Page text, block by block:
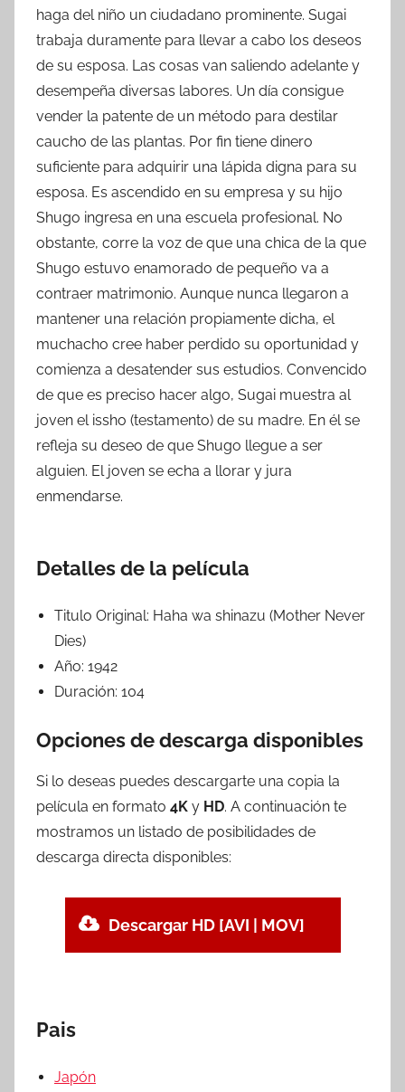
haga del niño un ciudadano prominente. Sugai
trabaja duramente para llevar a cabo los deseos
de su esposa. Las cosas van saliendo adelante y
desempeña diversas labores. Un día consigue
vender la patente de un método para destilar
caucho de las plantas. Por fin tiene dinero
suficiente para adquirir una lápida digna para su
esposa. Es ascendido en su empresa y su hijo
Shugo ingresa en una escuela profesional. No
obstante, corre la voz de que una chica de la que
Shugo estuvo enamorado de pequeño va a
contraer matrimonio. Aunque nunca llegaron a
mantener una relación propiamente dicha, el
muchacho cree haber perdido su oportunidad y
comienza a desatender sus estudios. Convencido
de que es preciso hacer algo, Sugai muestra al
joven el issho (testamento) de su madre. En él se
refleja su deseo de que Shugo llegue a ser
alguien. El joven se echa a llorar y jura
enmendarse.
Detalles de la película
Titulo Original: Haha wa shinazu (Mother Never
Dies)
Año: 1942
Duración: 104
Opciones de descarga disponibles
Si lo deseas puedes descargarte una copia la
película en formato 4K y HD. A continuación te
mostramos un listado de posibilidades de
descarga directa disponibles:
Descargar HD [AVI | MOV]
Pais
Japón